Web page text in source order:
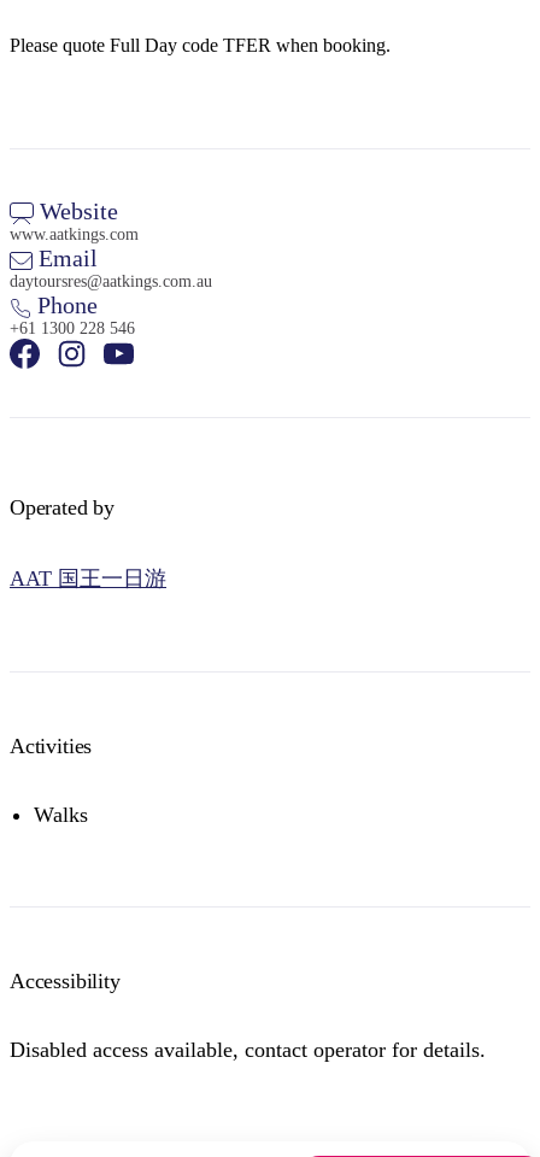
Sign
Please quote Full Day code TFER when booking.
Website
www.aatkings.com
Email
daytoursres@aatkings.com.au
Phone
+61 1300 228 546
Operated by
AAT 国王一日游
Activities
Walks
Accessibility
Disabled access available, contact operator for details.